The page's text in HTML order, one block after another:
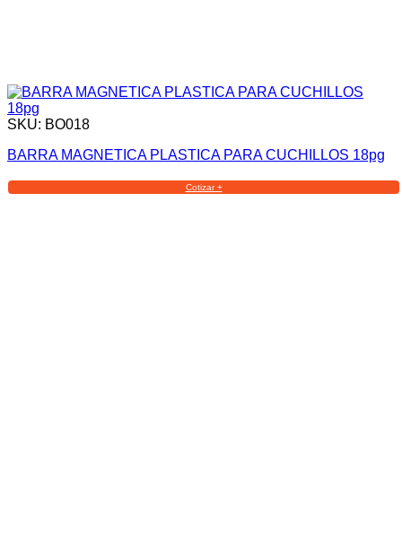
SKU: BO018
BARRA MAGNETICA PLASTICA PARA CUCHILLOS 18pg
Cotizar +